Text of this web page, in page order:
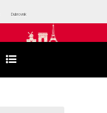
Dubrovnik